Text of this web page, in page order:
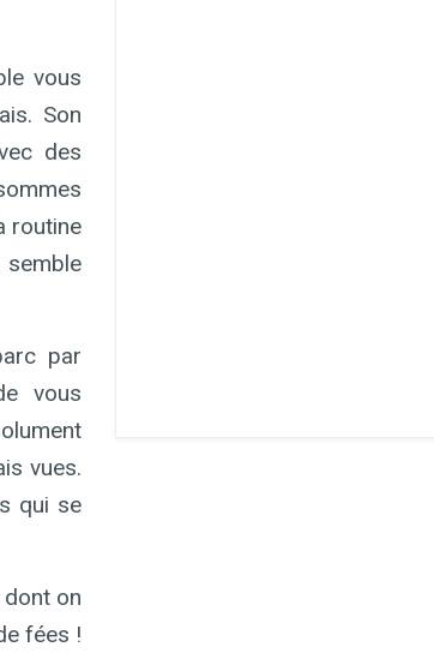
vous
Son
des
routine
par
vous
vues.
qui se
on
fées !